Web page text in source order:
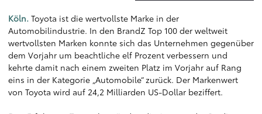
Köln. Toyota ist die wertvollste Marke in der
Automobilindustrie. In den BrandZ Top 100 der weltweit
wertvollsten Marken konnte sich das Unternehmen gegenüber
dem Vorjahr um beachtliche elf Prozent verbessern und
kehrte damit nach einem zweiten Platz im Vorjahr auf Rang
eins in der Kategorie „Automobile“ zurück. Der Markenwert
von Toyota wird auf 24,2 Milliarden US-Dollar beziffert.